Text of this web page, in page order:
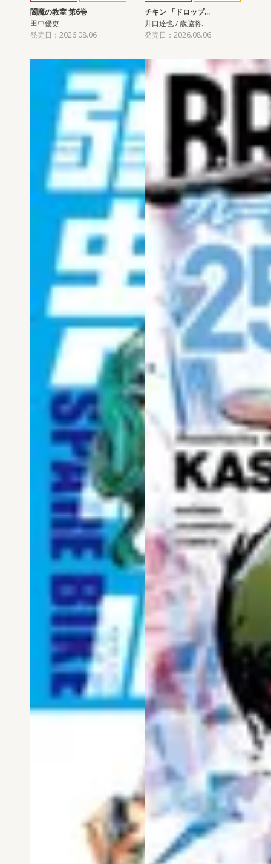
閻魔の教室 第6巻
田中優吏
発売日：2026.08.06
チキン 「ドロップ…
井口達也 / 歳脇将…
発売日：2026.08.06